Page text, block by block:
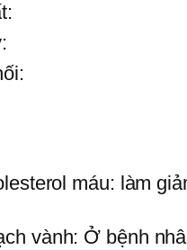
máu: làm
vành: Ở bệnh